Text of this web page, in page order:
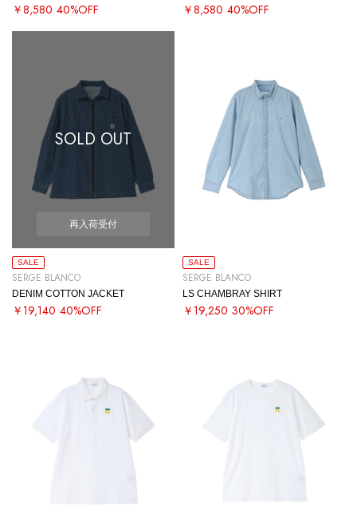
￥8,580 40%OFF ￥8,580 40%OFF
SOLD OUT
再入荷受付
SALE
SERGE BLANCO
DENIM COTTON JACKET
￥19,140 40%OFF
SALE
SERGE BLANCO
LS CHAMBRAY SHIRT
￥19,250 30%OFF